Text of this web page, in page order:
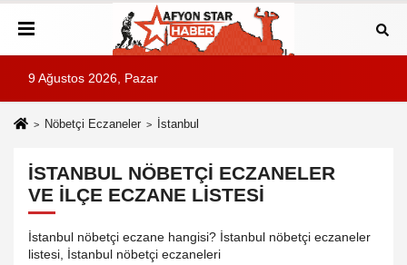
9 Ağustos 2026, Pazar
Nöbetçi Eczaneler İstanbul
İSTANBUL NÖBETÇI ECZANELER
VE İLÇE ECZANE LISTESI
İstanbul nöbetçi eczane hangisi? İstanbul nöbetçi eczaneler
listesi, İstanbul nöbetçi eczaneleri